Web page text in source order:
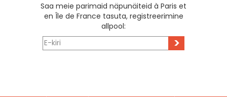
Saa meie parimaid näpunäiteid à Paris et
en Île de France tasuta, registreerimine
allpool:
>